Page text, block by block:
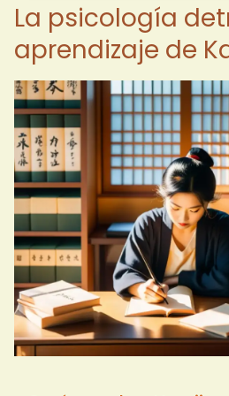
La psicología
aprendizaje de